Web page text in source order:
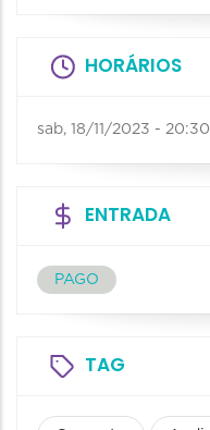
HORÁRIOS
sab, 18/11/2023 - 20:30
ENTRADA
PAGO
TAG